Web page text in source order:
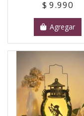
$ 9.990
Agregar